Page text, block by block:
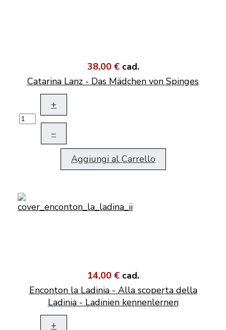
38,00 € cad.
Catarina Lanz - Das Mädchen von Spinges
+
–
Aggiungi al Carrello
14,00 € cad.
Enconton la Ladinia - Alla scoperta della
Ladinia - Ladinien kennenlernen
+